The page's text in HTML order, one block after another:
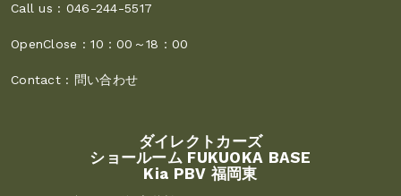
Call us : 046-244-5517
OpenClose :10：00～18：00
Contact : 問い合わせ
ダイレクトカーズ
ショールーム FUKUOKA BASE
Kia PBV 福岡東